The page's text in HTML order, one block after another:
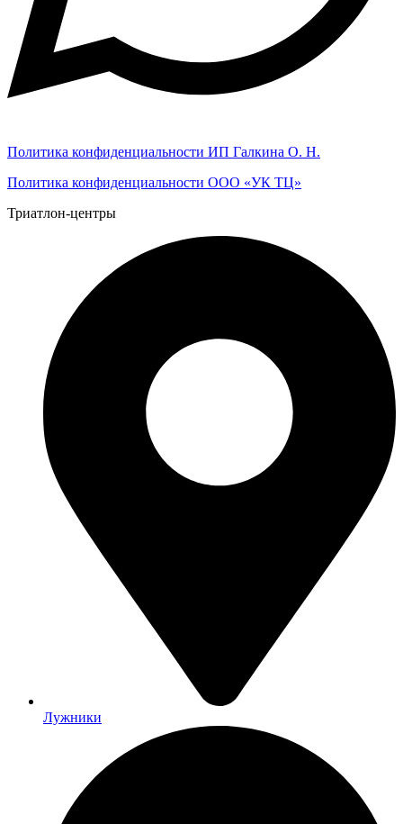
Политика конфиденциальности ИП Галкина О. Н.
Политика конфиденциальности ООО «УК ТЦ»
Триатлон-центры
Лужники